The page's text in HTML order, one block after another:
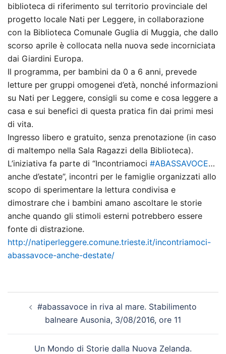
biblioteca di riferimento sul territorio provinciale del
progetto locale Nati per Leggere, in collaborazione
con la Biblioteca Comunale Guglia di Muggia, che dallo
scorso aprile è collocata nella nuova sede incorniciata
dai Giardini Europa.
Il programma, per bambini da 0 a 6 anni, prevede
letture per gruppi omogenei d’età, nonché informazioni
su Nati per Leggere, consigli su come e cosa leggere a
casa e sui benefici di questa pratica fin dai primi mesi
di vita.
Ingresso libero e gratuito, senza prenotazione (in caso
di maltempo nella Sala Ragazzi della Biblioteca).
L’iniziativa fa parte di “Incontriamoci #ABASSAVOCE…
anche d’estate”, incontri per le famiglie organizzati allo
scopo di sperimentare la lettura condivisa e
dimostrare che i bambini amano ascoltare le storie
anche quando gli stimoli esterni potrebbero essere
fonte di distrazione.
http://natiperleggere.comune.trieste.it/incontriamoci-
abassavoce-anche-destate/
articolo#abassavoce in riva al mare. Stabilimento
balneare Ausonia, 3/08/2016, ore 11
Un Mondo di Storie dalla Nuova Zelanda.